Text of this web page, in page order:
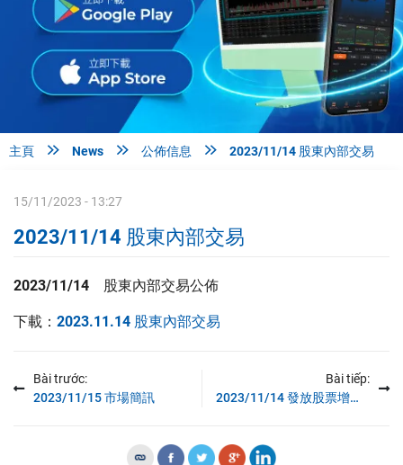
主頁  News  公佈信息  2023/11/14 股東內部交易
15/11/2023 - 13:27
2023/11/14 股東內部交易
2023/11/14 股東內部交易公佈
下載： 2023.11.14 股東內部交易
Bài trước:
2023/11/15 市場簡訊
Bài tiếp:
2023/11/14 發放股票增長股資